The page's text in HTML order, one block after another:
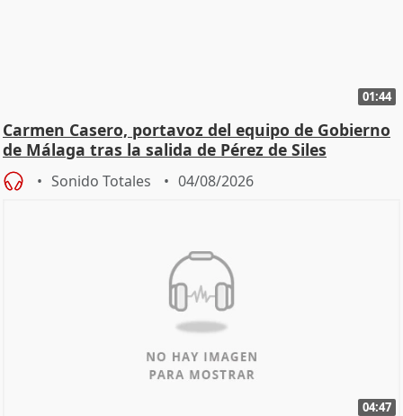
01:44
Carmen Casero, portavoz del equipo de Gobierno
de Málaga tras la salida de Pérez de Siles
Sonido Totales 04/08/2026
04:47